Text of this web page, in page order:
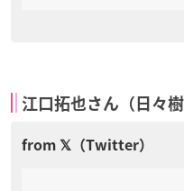
江口拓也さん（日々樹